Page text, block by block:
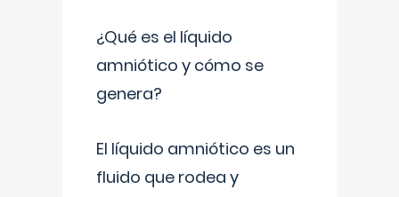
¿Qué es el líquido
amniótico y cómo se
genera?
El líquido amniótico es un
fluido que rodea y